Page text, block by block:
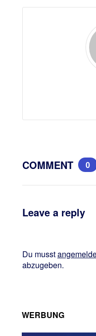
COMMENT 0
Leave a reply
Du musst
abzugeben.
WERBUNG